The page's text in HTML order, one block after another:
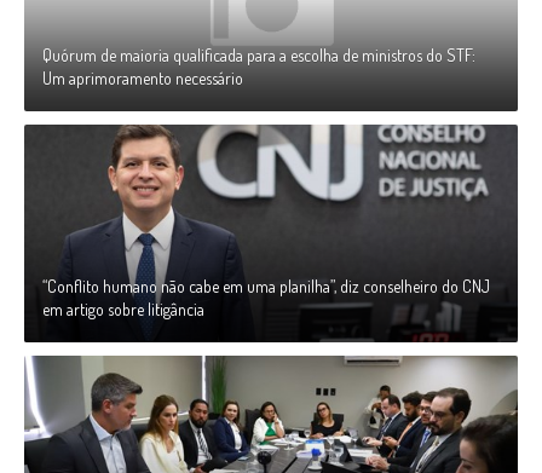
Quórum de maioria qualificada para a escolha de ministros do STF:
Um aprimoramento necessário
“Conflito humano não cabe em uma planilha”, diz conselheiro do CNJ
em artigo sobre litigância